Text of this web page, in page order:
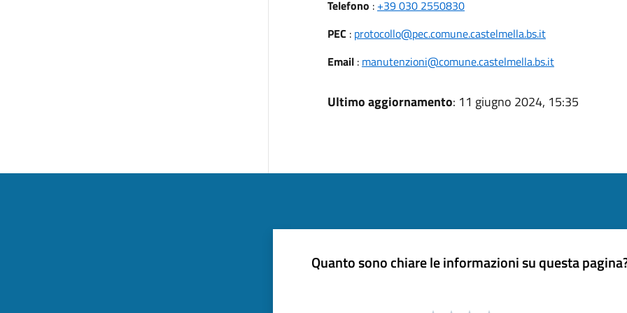
Telefono : +39 030 2550830
PEC : protocollo@pec.comune.castelmella.bs.it
Email: manutenzioni@comune.castelmella.bs.it
Ultimo aggiornamento: 11 giugno 2024, 15:35
Quanto sono chiare le informazioni su questa